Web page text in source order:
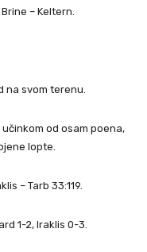
– Keltern.
na svom terenu.
od osam poena,
lopte.
– Tarb 33:119.
1-2, Iraklis 0-3.